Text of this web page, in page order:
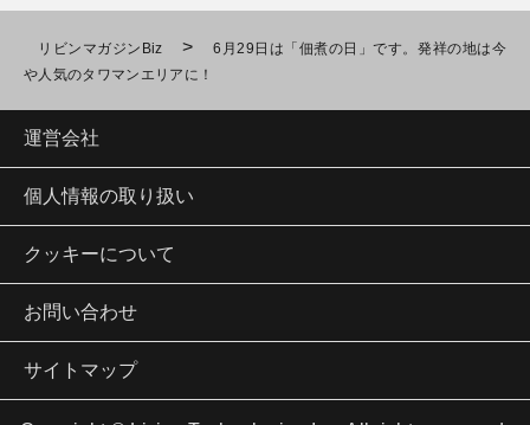
リビンマガジンBiz >
6月29日は「佃煮の日」です。発祥の地は今
や人気のタワマンエリアに！
運営会社
個人情報の取り扱い
クッキーについて
お問い合わせ
サイトマップ